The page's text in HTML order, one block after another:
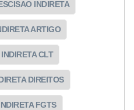
INDIRETA
ARTIGO
CLT
DIREITOS
FGTS